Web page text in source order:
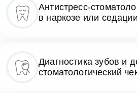
Антистресс-
в наркозе или
Диагностика зубов и
стоматологический